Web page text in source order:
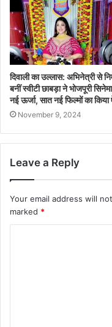
दिवाली का उल्लास: अभिनेत्री से
बनीं स्वीटी छाबड़ा ने भोजपूरी
नई ऊर्जा, सात नई फिल्मों का किया
November 9, 2024
Leave a Reply
Your email address will
marked *